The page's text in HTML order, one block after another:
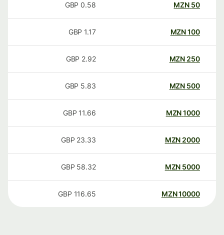
50
MZN
0.58
GBP
100
MZN
1.17
GBP
250
MZN
2.92
GBP
500
MZN
5.83
GBP
1000
MZN
11.66
GBP
2000
MZN
23.33
GBP
5000
MZN
58.32
GBP
10000
MZN
116.65
GBP